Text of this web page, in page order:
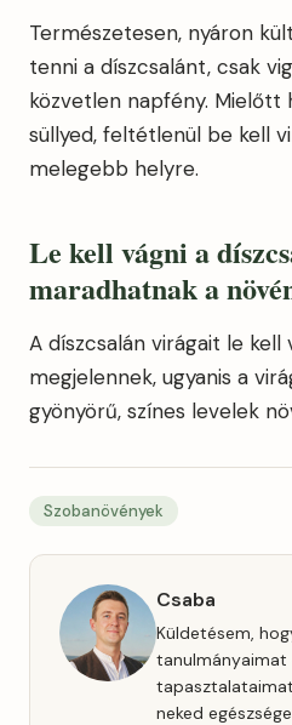
Természetesen, nyáron
tenni a díszcsalánt, csak
közvetlen napfény. Mielőtt
süllyed, feltétlenül be kell
melegebb helyre.
Le kell vágni a
maradhatnak a
A díszcsalán virágait le kell
megjelennek, ugyanis a
gyönyörű, színes levelek
Szobanövények
Csaba
Küldetésem,
tanulmányaimat
neked